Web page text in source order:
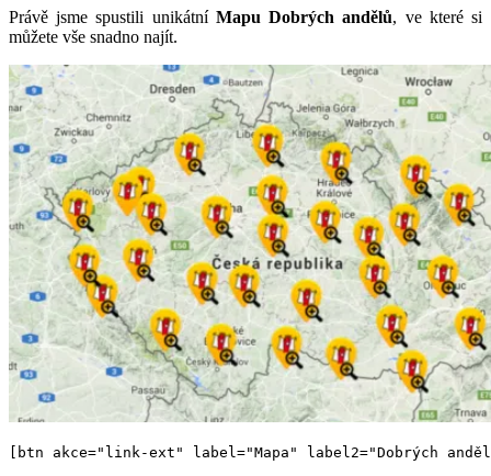
Právě jsme spustili unikátní Mapu Dobrých andělů, ve které si
můžete vše snadno najít.
[btn akce="link-ext" label="Mapa" label2="Dobrých